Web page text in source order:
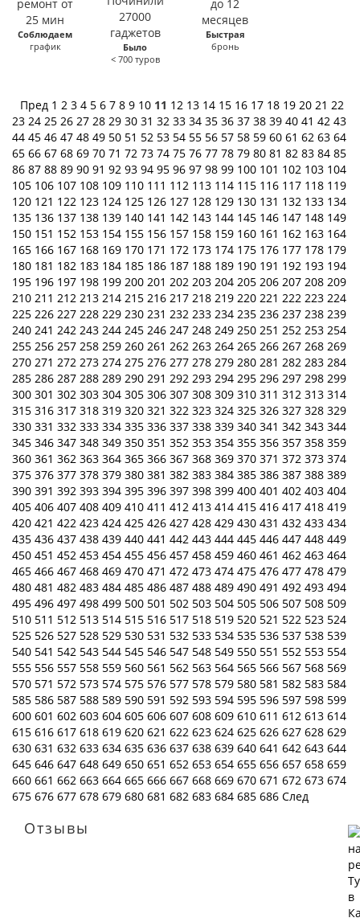
Соблюдаем
график
Было
< 700 туров
Быстрая
бронь
Пред 1 2 3 4 5 6 7 8 9 10 11 12 13 14 15 16 17 18 19 20 21 22
23 24 25 26 27 28 29 30 31 32 33 34 35 36 37 38 39 40 41 42 43
44 45 46 47 48 49 50 51 52 53 54 55 56 57 58 59 60 61 62 63 64
65 66 67 68 69 70 71 72 73 74 75 76 77 78 79 80 81 82 83 84 85
86 87 88 89 90 91 92 93 94 95 96 97 98 99 100 101 102 103 104
105 106 107 108 109 110 111 112 113 114 115 116 117 118 119
120 121 122 123 124 125 126 127 128 129 130 131 132 133 134
135 136 137 138 139 140 141 142 143 144 145 146 147 148 149
150 151 152 153 154 155 156 157 158 159 160 161 162 163 164
165 166 167 168 169 170 171 172 173 174 175 176 177 178 179
180 181 182 183 184 185 186 187 188 189 190 191 192 193 194
195 196 197 198 199 200 201 202 203 204 205 206 207 208 209
210 211 212 213 214 215 216 217 218 219 220 221 222 223 224
225 226 227 228 229 230 231 232 233 234 235 236 237 238 239
240 241 242 243 244 245 246 247 248 249 250 251 252 253 254
255 256 257 258 259 260 261 262 263 264 265 266 267 268 269
270 271 272 273 274 275 276 277 278 279 280 281 282 283 284
285 286 287 288 289 290 291 292 293 294 295 296 297 298 299
300 301 302 303 304 305 306 307 308 309 310 311 312 313 314
315 316 317 318 319 320 321 322 323 324 325 326 327 328 329
330 331 332 333 334 335 336 337 338 339 340 341 342 343 344
345 346 347 348 349 350 351 352 353 354 355 356 357 358 359
360 361 362 363 364 365 366 367 368 369 370 371 372 373 374
375 376 377 378 379 380 381 382 383 384 385 386 387 388 389
390 391 392 393 394 395 396 397 398 399 400 401 402 403 404
405 406 407 408 409 410 411 412 413 414 415 416 417 418 419
420 421 422 423 424 425 426 427 428 429 430 431 432 433 434
435 436 437 438 439 440 441 442 443 444 445 446 447 448 449
450 451 452 453 454 455 456 457 458 459 460 461 462 463 464
465 466 467 468 469 470 471 472 473 474 475 476 477 478 479
480 481 482 483 484 485 486 487 488 489 490 491 492 493 494
495 496 497 498 499 500 501 502 503 504 505 506 507 508 509
510 511 512 513 514 515 516 517 518 519 520 521 522 523 524
525 526 527 528 529 530 531 532 533 534 535 536 537 538 539
540 541 542 543 544 545 546 547 548 549 550 551 552 553 554
555 556 557 558 559 560 561 562 563 564 565 566 567 568 569
570 571 572 573 574 575 576 577 578 579 580 581 582 583 584
585 586 587 588 589 590 591 592 593 594 595 596 597 598 599
600 601 602 603 604 605 606 607 608 609 610 611 612 613 614
615 616 617 618 619 620 621 622 623 624 625 626 627 628 629
630 631 632 633 634 635 636 637 638 639 640 641 642 643 644
645 646 647 648 649 650 651 652 653 654 655 656 657 658 659
660 661 662 663 664 665 666 667 668 669 670 671 672 673 674
675 676 677 678 679 680 681 682 683 684 685 686 След
Отзывы